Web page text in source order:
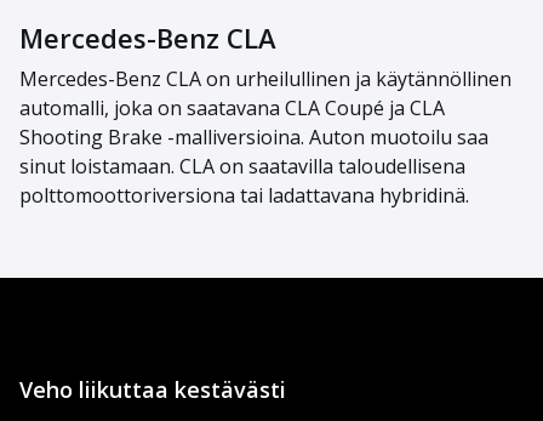
Mercedes-Benz CLA
Mercedes-Benz CLA on urheilullinen ja käytännöllinen
automalli, joka on saatavana CLA Coupé ja CLA
Shooting Brake -malliversioina. Auton muotoilu saa
sinut loistamaan. CLA on saatavilla taloudellisena
polttomoottoriversiona tai ladattavana hybridinä.
Veho liikuttaa kestävästi